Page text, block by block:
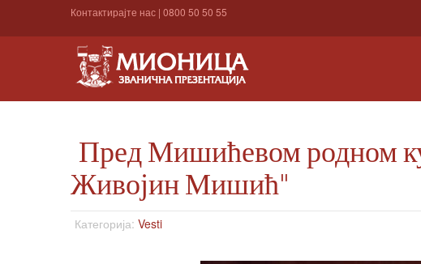
Контактирајте нас | 0800 50 50 55
Пред Мишићевом родном
Живојин Мишић"
Категорија: Vesti